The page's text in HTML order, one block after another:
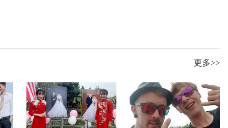
更多>>